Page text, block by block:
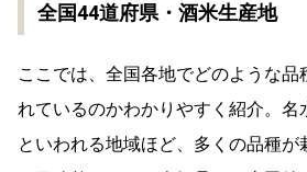
全国44道府県・酒米生産地
ここでは、全国各地でどのような品
れているのかわかりやすく紹介。名
といわれる地域ほど、多くの品種が